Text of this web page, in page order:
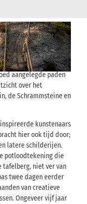
schweiz.de, Kupferstich
Kunstsammlungen Dresde
Herbert Boswank |CC-BY-ND
voor Caspar David
Schöna in de
van de markante
en bestaat uit drie
aangelegde paden
over het
de Schrammsteine en
kunstenaars
hier ook tijd door;
latere schilderijen.
potloodtekening die
tafelberg, niet ver van
twee dagen eerder
van creatieve
Ongeveer vijf jaar